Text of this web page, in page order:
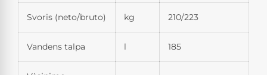
Svoris (neto/bruto) kg 210/223
Vandens talpa l 185